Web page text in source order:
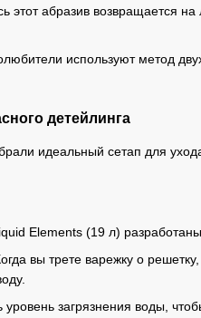
абразив возвращается
используют метод
детейлинга
идеальный сетап для
Elements (19 л)
вы трете варежку о
уровень загрязнения воды,